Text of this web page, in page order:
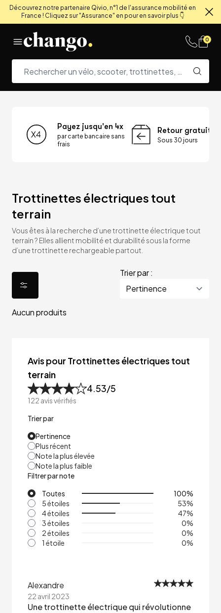
Découvrez notre partenaire Qivio, n°1 de l'assurance mobilité en
France ! Cliquez sur "Assurance" en pour en savoir plus 👇
0
Payez jusqu'en 4x
par carte bancaire sans
frais
Retour gratuit
Sous 30 jours
Trottinettes électriques tout
terrain
Vous êtes à la recherche d’une trottinette électrique tout
terrain ? Elles allient mobilité et durabilité sous la forme
d’une trottinette rechargeable partout.
Trier par :
Aucun produits
Avis pour Trottinettes électriques tout
terrain
4.53/5
122 avis vérifiés
Trier par
Pertinence
Plus récent
Note la plus élevée
Note la plus faible
Filtrer par note
Toutes
100%
5 étoiles
53%
4 étoiles
47%
3 étoiles
0%
2 étoiles
0%
1 étoile
0%
Alexandre
22 avril 2023
Une trottinette électrique qui révolutionne